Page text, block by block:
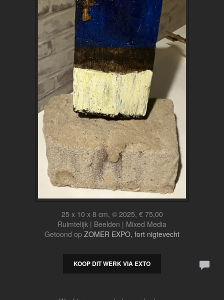
25 x 10 x 8 cm, © 2025, € 75,00
Ruimtelijk | Beelden | Mixed Media
Getoond op ZOMER EXPO, fort nigtevecht
KOOP DIT WERK VIA EXTO